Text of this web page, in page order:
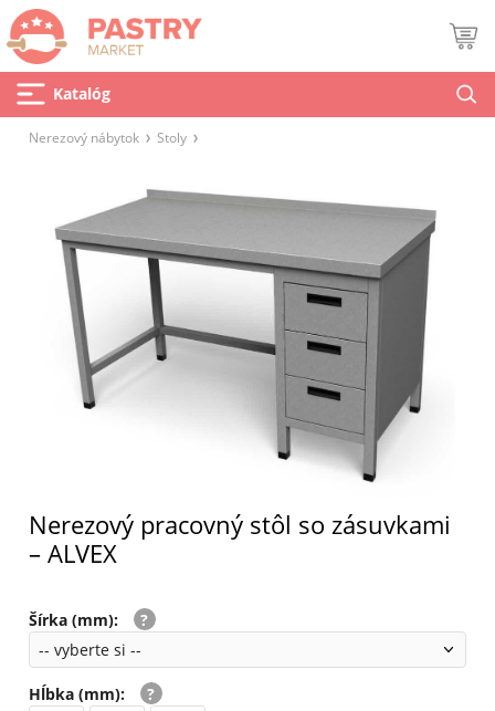
Katalóg
Nerezový nábytok Stoly
Nerezový pracovný stôl so zásuvkami
– ALVEX
Šírka (mm):
Hĺbka (mm):